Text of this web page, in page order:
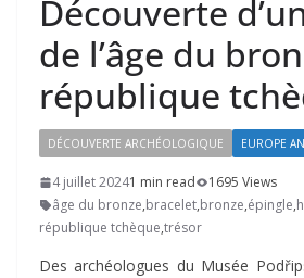
Découverte
de l’âge du
république
DÉCOUVERTE ARCHÉOLOGIQUE EUROPE
4 juillet 20241 min read
1695 Views
âge du bronze,bracelet,bronze,épingle,
république tchèque,trésor
Des archéologues du Musée